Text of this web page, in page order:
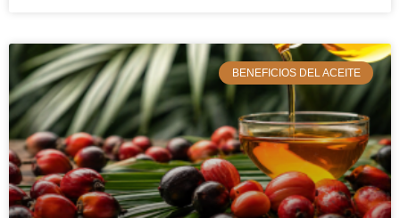
BENEFICIOS DEL ACEITE